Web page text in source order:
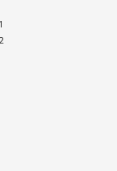
繰り返している
かしいものだと
ょう。最初は、
く感じたりする
だけに集中し
い。リラックス
くようになりま